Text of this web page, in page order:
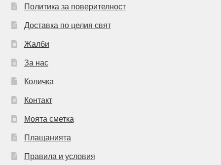
Политика за поверителност
Доставка по целия свят
Жалби
За нас
Количка
Контакт
Моята сметка
Плащанията
Правила и условия